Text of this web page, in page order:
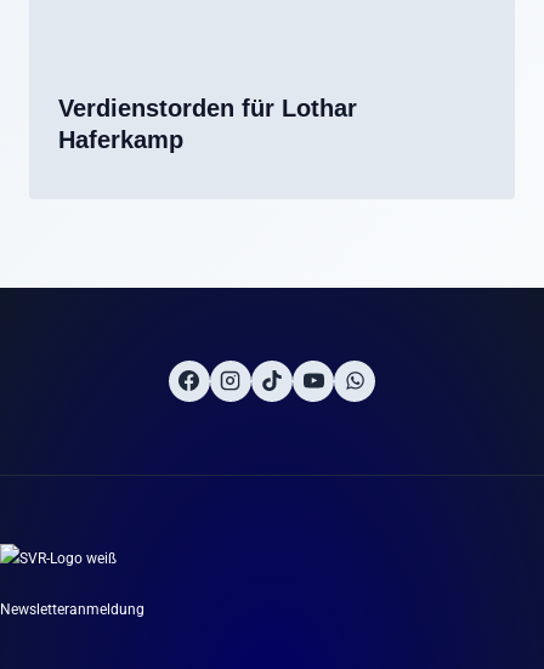
Verdienstorden für Lothar
Haferkamp
Newsletteranmeldung